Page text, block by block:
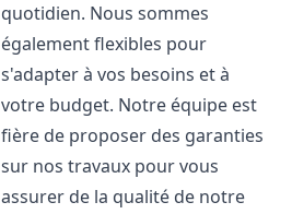
quotidien. Nous sommes
également flexibles pour
s'adapter à vos besoins et à
votre budget. Notre équipe est
fière de proposer des garanties
sur nos travaux pour vous
assurer de la qualité de notre